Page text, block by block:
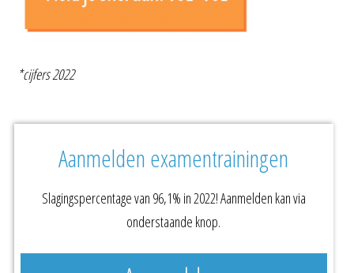
*cijfers 2022
Aanmelden examentrainingen
Slagingspercentage van 96,1% in 2022! Aanmelden kan via
onderstaande knop.